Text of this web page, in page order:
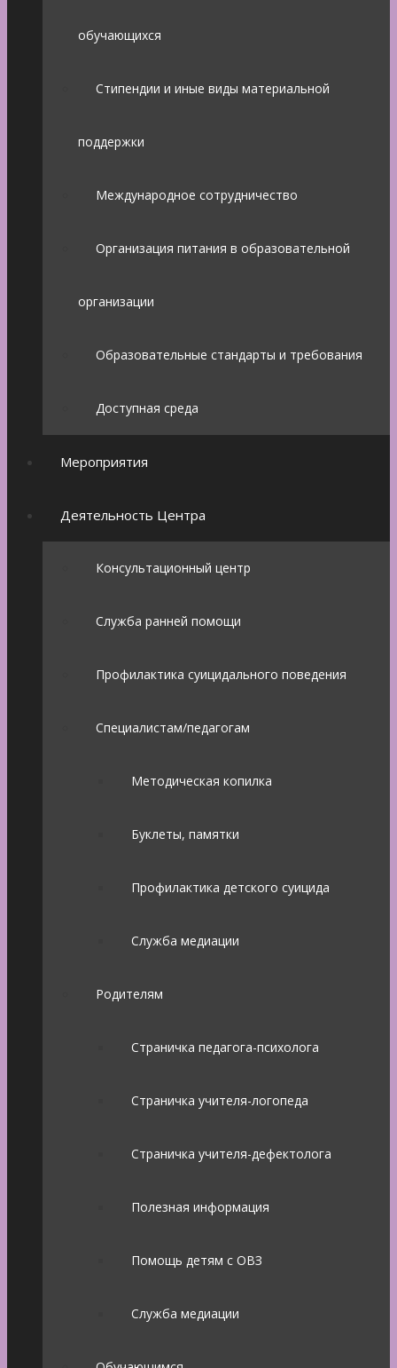
обучающихся
Стипендии и иные виды материальной
поддержки
Международное сотрудничество
Организация питания в образовательной
организации
Образовательные стандарты и требования
Доступная среда
Мероприятия
Деятельность Центра
Консультационный центр
Служба ранней помощи
Профилактика суицидального поведения
Специалистам/педагогам
Методическая копилка
Буклеты, памятки
Профилактика детского суицида
Служба медиации
Родителям
Страничка педагога-психолога
Страничка учителя-логопеда
Страничка учителя-дефектолога
Полезная информация
Помощь детям с ОВЗ
Служба медиации